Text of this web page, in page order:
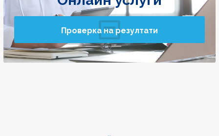
Проверка на резултати